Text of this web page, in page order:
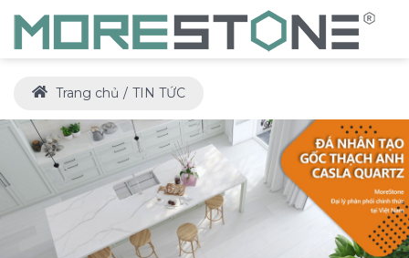
Trang chủ TIN TỨC